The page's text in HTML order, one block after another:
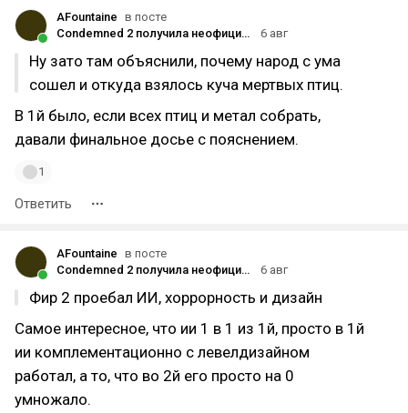
AFountaine в посте
Condemned 2 получила неофициальную версию для ПК
6 авг
Ну зато там объяснили, почему народ с ума
сошел и откуда взялось куча мертвых птиц.
В 1й было, если всех птиц и метал собрать,
давали финальное досье с пояснением.
1
Ответить
AFountaine в посте
Condemned 2 получила неофициальную версию для ПК
6 авг
Фир 2 проебал ИИ, хоррорность и дизайн
Самое интересное, что ии 1 в 1 из 1й, просто в 1й
ии комплементационно с левелдизайном
работал, а то, что во 2й его просто на 0
умножало.